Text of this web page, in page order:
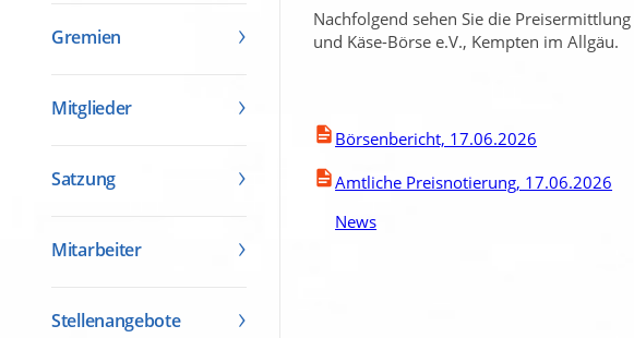
Gremien
Mitglieder
Satzung
Mitarbeiter
Stellenangebote
Nachfolgend sehen Sie die
und Käse-Börse e.V., Kempten im Allgäu.
Börsenbericht, 17.06.2026
Amtliche Preisnotierung, 17.06.2026
News